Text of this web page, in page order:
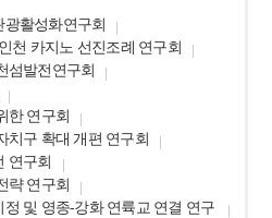
활성화연구회
인천 카지노 선진조례 연구회
섬발전연구회
한 연구회
치구 확대 개편 연구회
연구회
략 연구회
및 영종-강화 연륙교 연결 연구